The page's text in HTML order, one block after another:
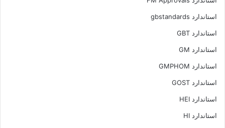
استاندارد gbstandards
استاندارد GBT
استاندارد GM
استاندارد GMPHOM
استاندارد GOST
استاندارد HEI
استاندارد HI